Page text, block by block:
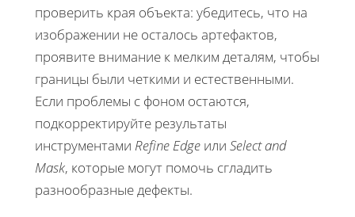
проверить края объекта: убедитесь, что на
изображении не осталось артефактов,
проявите внимание к мелким деталям, чтобы
границы были четкими и естественными.
Если проблемы с фоном остаются,
подкорректируйте результаты
инструментами Refine Edge или Select and
Mask, которые могут помочь сгладить
разнообразные дефекты.